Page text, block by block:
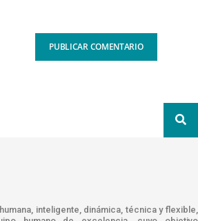
inteligente, dinámica, técnica y flexible,